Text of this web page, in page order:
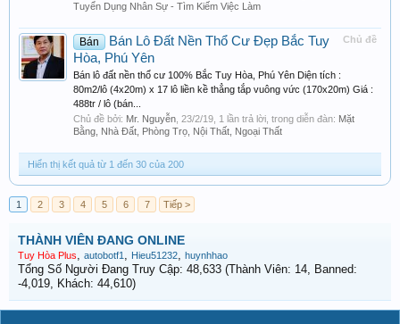
Tuyển Dụng Nhân Sự - Tìm Kiếm Việc Làm
Chủ đề
Bán
Bán Lô Đất Nền Thổ Cư Đẹp Bắc Tuy
Hòa, Phú Yên
Bán lô đất nền thổ cư 100% Bắc Tuy Hòa, Phú Yên Diện tích :
80m2/lô (4x20m) x 17 lô liền kề thẳng tắp vuông vức (170x20m) Giá :
488tr / lô (bán...
Chủ đề bởi: Mr. Nguyễn 23/2/19 , 1 lần trả lời, trong diễn đàn: Mặt
Bằng, Nhà Đất, Phòng Trọ, Nội Thất, Ngoại Thất
Hiển thị kết quả từ 1 đến 30 của 200
1 2 3 4 5 6 7 Tiếp >
THÀNH VIÊN ĐANG ONLINE
Tuy Hòa Plus, autobotf1 , Hieu51232, huynhhao
Tổng Số Người Đang Truy Cập: 48,633 (Thành Viên: 14, Banned:
-4,019, Khách: 44,610)